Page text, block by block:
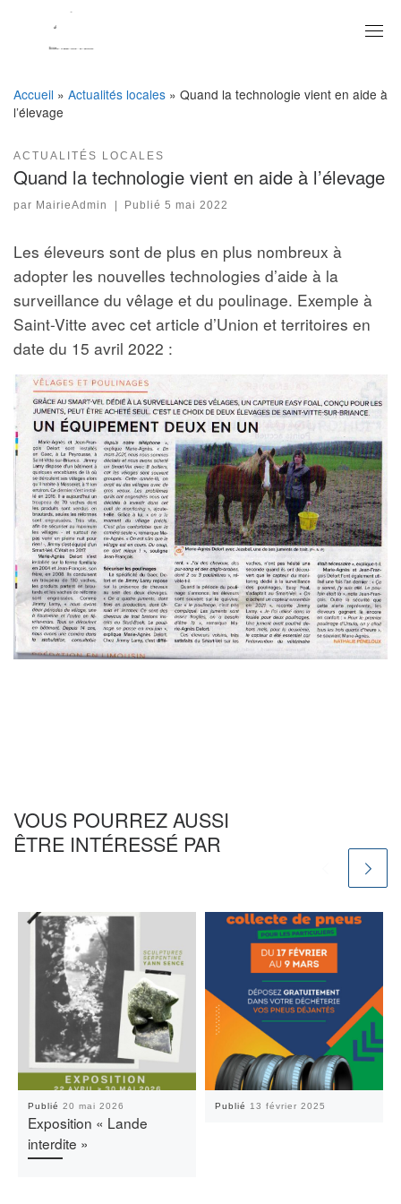
Accueil » Actualités locales » Quand la technologie vient en aide à
l’élevage
ACTUALITÉS LOCALES
Quand la technologie vient en aide à l’élevage
par MairieAdmin | Publié5 mai 2022
Les éleveurs sont de plus en plus nombreux à
adopter les nouvelles technologies d’aide à la
surveillance du vêlage et du poulinage. Exemple à
Saint-Vitte avec cet article d’Union et territoires en
date du 15 avril 2022 :
VOUS POURREZ AUSSI
ÊTRE INTÉRESSÉ PAR
Publié20 mai 2026
Exposition « Lande
interdite »
Publié 13 février 2025